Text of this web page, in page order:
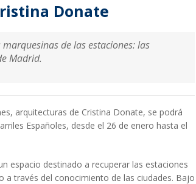
Donate
de las estaciones: las
Madrid.
arquitecturas de Cristina Donate, se podrá
Españoles, desde el 26 de enero hasta el
espacio destinado a recuperar las estaciones
través del conocimiento de las ciudades. Bajo